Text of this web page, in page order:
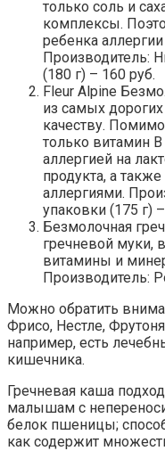
только соль и
комплексы.
ребенка
Производитель:
(180 г) – 160 руб.
Fleur Alpine
из самых дорогих
качеству.
только витамин
аллергией на
продукта, а
аллергиями.
упаковки (175 г)
Безмолочная
гречневой муки,
витамины и
Производитель:
Можно обратить
Фрисо, Нестле,
например, есть
кишечника.
Гречневая каша
малышам с
белок пшеницы;
как содержит